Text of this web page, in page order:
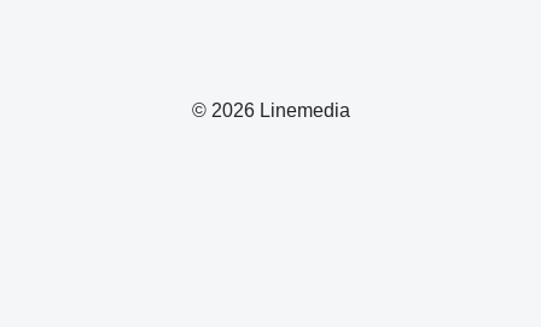
© 2026 Linemedia